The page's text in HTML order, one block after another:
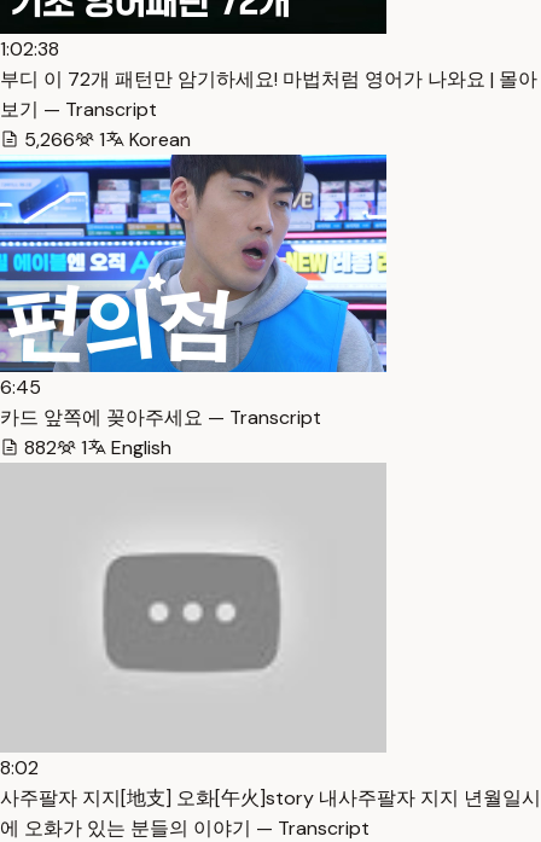
1:02:38
부디 이 72개 패턴만 암기하세요! 마법처럼 영어가 나와요 | 몰아
보기 — Transcript
5,266
1 Korean
6:45
카드 앞쪽에 꽂아주세요 — Transcript
882
1 English
8:02
사주팔자 지지[地支] 오화[午火]story 내사주팔자 지지 년월일시
에 오화가 있는 분들의 이야기 — Transcript